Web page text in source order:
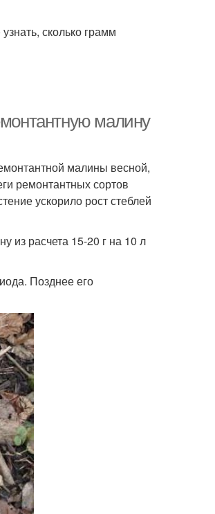
сколько грамм
малину
малины весной,
ремонтантных сортов
ускорило рост стеблей
из расчета 15-20 г на 10 л
Позднее его